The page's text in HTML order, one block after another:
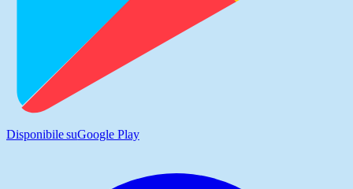
Disponibile suGoogle Play